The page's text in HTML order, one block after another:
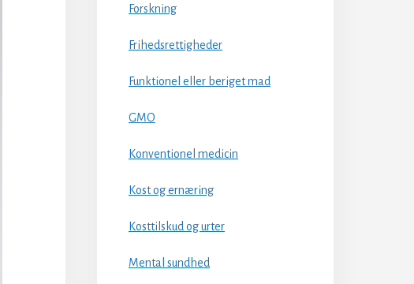
Forskning
Frihedsrettigheder
Funktionel eller beriget mad
GMO
Konventionel medicin
Kost og ernæring
Kosttilskud og urter
Mental sundhed